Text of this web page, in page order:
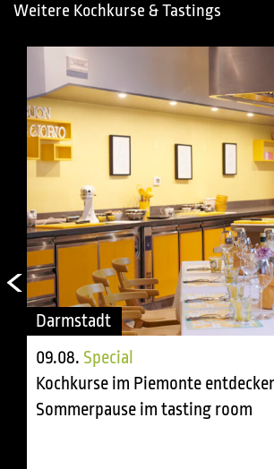
Weitere Kochkurse & Tastings
Darmstadt
09.08. Special
Kochkurse im Piemonte
Sommerpause im tasting room